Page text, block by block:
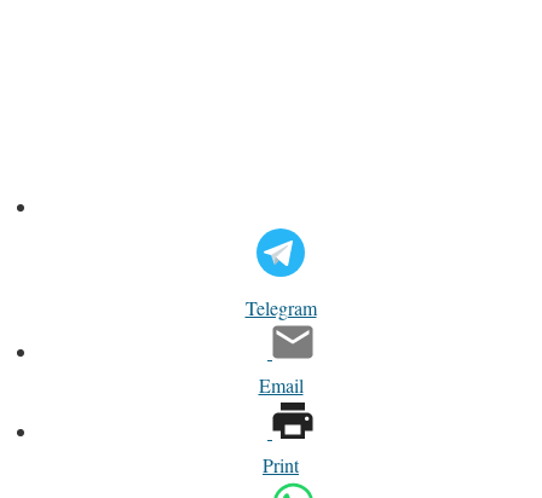
Telegram
Email
Print